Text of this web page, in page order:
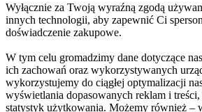
Wyłącznie za Twoją wyraźną zgodą
innych technologii, aby zapewnić Ci
doświadczenie zakupowe.
W tym celu gromadzimy dane dotyczące
ich zachowań oraz wykorzystywanych
wykorzystujemy do ciągłej optymalizacji
wyświetlania dopasowanych reklam i
statystyk użytkowania. Możemy również –